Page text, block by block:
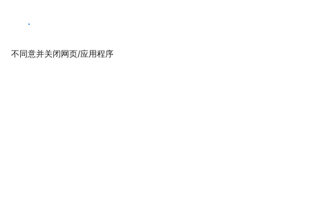
同意
不同意并关闭网页/应用程序